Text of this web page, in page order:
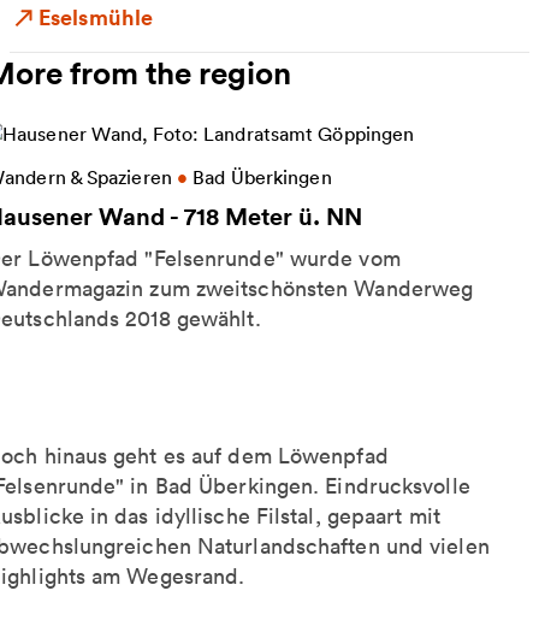
Eselsmühle
from the region
& Spazieren • Bad Überkingen
Wand - 718 Meter ü. NN
Löwenpfad "Felsenrunde" wurde vom
zum zweitschönsten Wanderweg
2018 gewählt.
hinaus geht es auf dem Löwenpfad
in Bad Überkingen. Eindrucksvolle
in das idyllische Filstal, gepaart mit
Naturlandschaften und vielen
am Wegesrand.
information on Hausener Wand - 718 Meter ü.